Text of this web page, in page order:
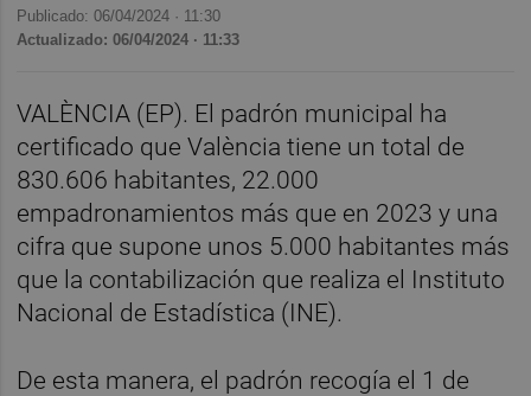
Publicado: 06/04/2024 · 11:30
Actualizado: 06/04/2024 · 11:33
VALÈNCIA (EP). El padrón municipal ha
certificado que València tiene un total de
830.606 habitantes, 22.000
empadronamientos más que en 2023 y una
cifra que supone unos 5.000 habitantes más
que la contabilización que realiza el Instituto
Nacional de Estadística (INE).
De esta manera, el padrón recogía el 1 de